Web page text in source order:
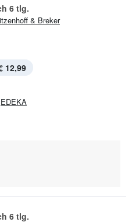
6 tlg.
& Breker
12,99
EDEKA
6 tlg.